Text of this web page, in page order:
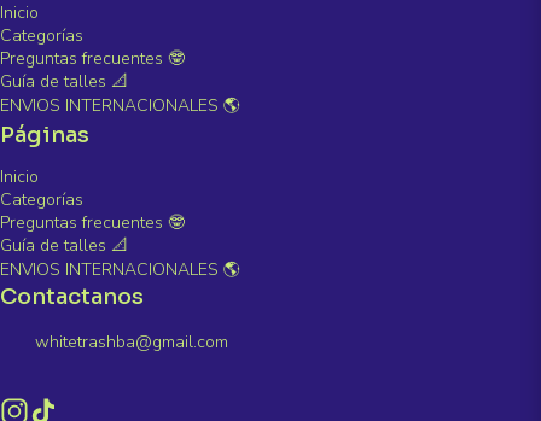
Inicio
Categorías
Preguntas frecuentes 🤓
Guía de talles 📐
ENVIOS INTERNACIONALES 🌎
Páginas
Inicio
Categorías
Preguntas frecuentes 🤓
Guía de talles 📐
ENVIOS INTERNACIONALES 🌎
Contactanos
whitetrashba@gmail.com